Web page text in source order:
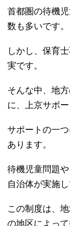
首都圏の待機
数も多いです。
しかし、保育
実です。
そんな中、地
に、上京サポ
サポートの一つ
あります。
待機児童問題
自治体が実施
この制度は、
の地区によっ